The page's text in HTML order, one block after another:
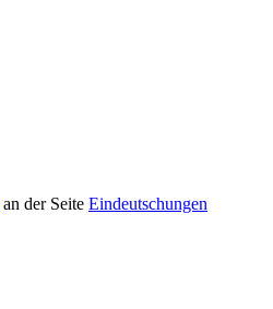
an der Seite Eindeutschungen